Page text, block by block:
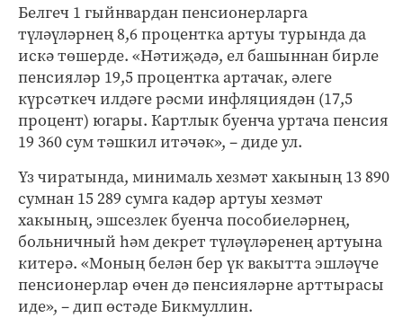
Белгеч 1 гыйнвардан пенсионерларга
түләүләрнең 8,6 процентка артуы турында да
искә төшерде. «Нәтиҗәдә, ел башыннан бирле
пенсияләр 19,5 процентка артачак, әлеге
күрсәткеч илдәге рәсми инфляциядән (17,5
процент) югары. Картлык буенча уртача пенсия
19 360 сум тәшкил итәчәк», – диде ул.
Үз чиратында, минималь хезмәт хакының 13 890
сумнан 15 289 сумга кадәр артуы хезмәт
хакының, эшсезлек буенча пособиеләрнең,
больничный һәм декрет түләүләренең артуына
китерә. «Моның белән бер үк вакытта эшләүче
пенсионерлар өчен дә пенсияләрне арттырасы
иде», – дип өстәде Бикмуллин.